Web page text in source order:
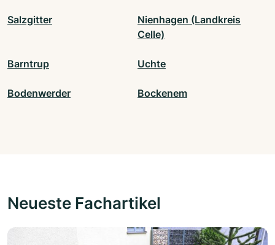
Salzgitter
Nienhagen (Landkreis
Celle)
Barntrup Uchte
Bodenwerder Bockenem
Neueste Fachartikel